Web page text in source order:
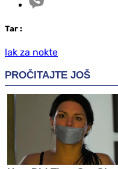
Таг :
lak za nokte